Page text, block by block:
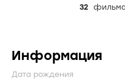
32
Информация
Дата рождения